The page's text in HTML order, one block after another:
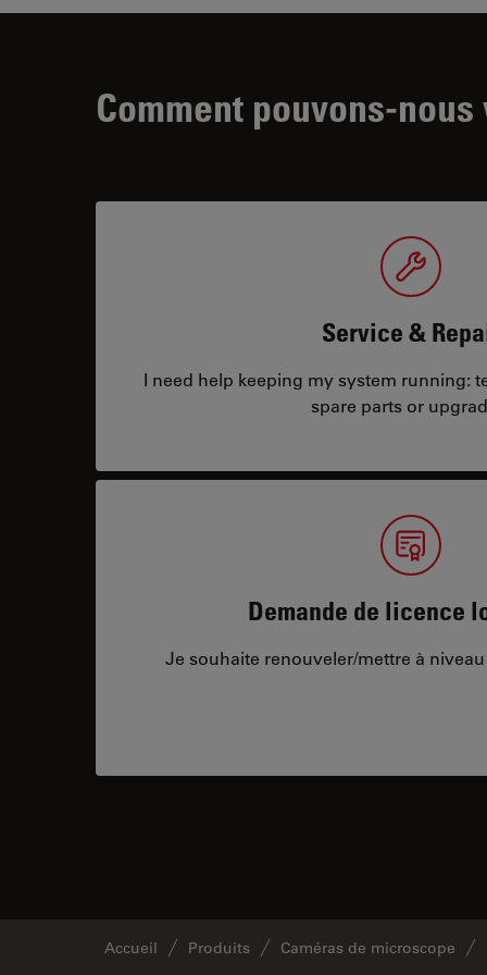
Comment pouvons-
Service &
I need help keeping my system running:
spare parts or
Demande de licence
Je souhaite renouveler/mettre à
Accueil Produits Caméras de microscope